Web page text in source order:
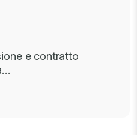
e contratto